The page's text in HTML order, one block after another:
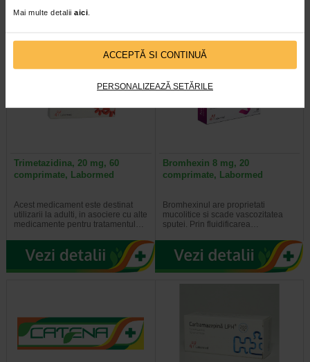
Mai multe detalii aici
ACCEPTĂ SI CONTINUĂ
PERSONALIZEAZĂ SETĂRILE
Trimetazidina, 20 mg, 60
comprimate, Labormed
Acest medicament este destinat
utilizarii la adulti, in asociere cu alte
medicamente pentru tratamentul…
Bromhexin 8 mg, 20
comprimate, Labormed
Bromhexinul are proprietati
mucolitice si scade vascozitatea
sputei. Prin fluidificarea…